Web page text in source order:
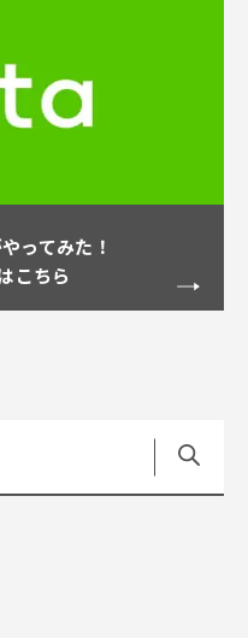
ってみた！
こちら